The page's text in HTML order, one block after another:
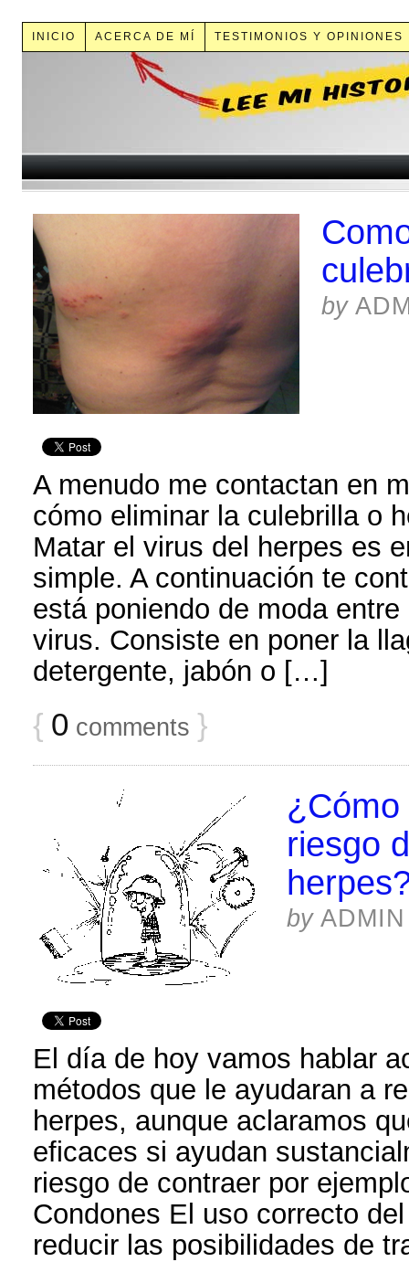
INICIO ACERCA DE MÍ TESTIMONIOS Y OPINIONES
by
A menudo me contactan en
cómo eliminar la culebrilla o
Matar el virus del herpes es
simple. A continuación te
está poniendo de moda
virus. Consiste en poner la
detergente, jabón o […]
{ 0 comments }
riesgo
by ADMIN
El día de hoy vamos hablar
métodos que le ayudaran a
herpes, aunque aclaramos
eficaces si ayudan
riesgo de contraer por
Condones El uso correcto
reducir las posibilidades de